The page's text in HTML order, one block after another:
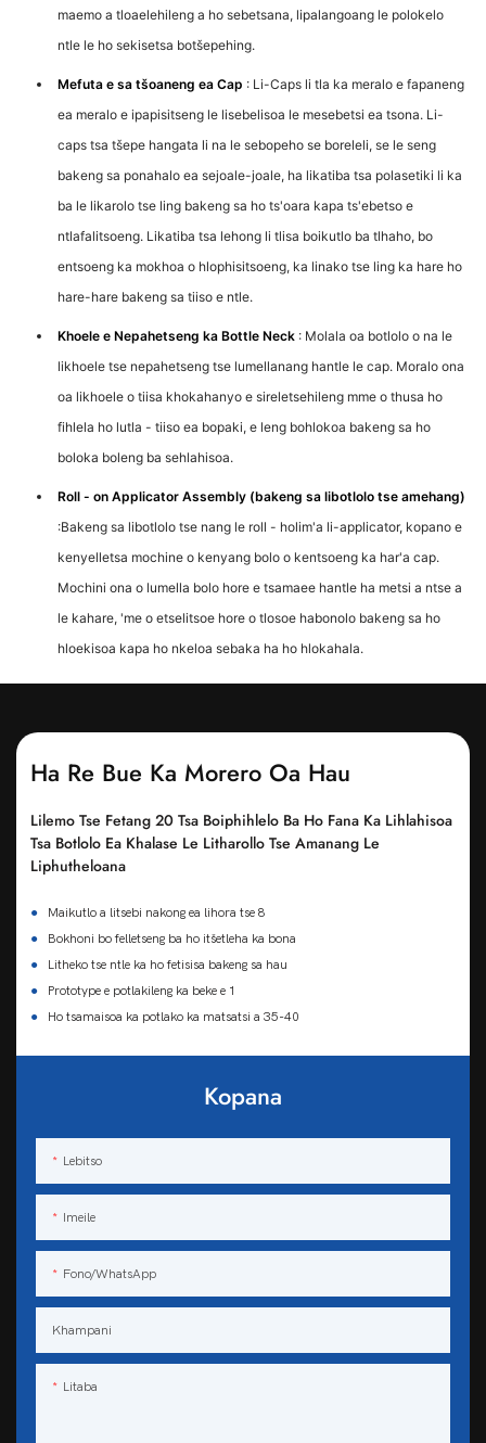
maemo a tloaelehileng a ho sebetsana, lipalangoang le polokelo
ntle le ho sekisetsa botšepehing.
Mefuta e sa tšoaneng ea Cap : Li-Caps li tla ka meralo e fapaneng
ea meralo e ipapisitseng le lisebelisoa le mesebetsi ea tsona. Li-
caps tsa tšepe hangata li na le sebopeho se boreleli, se le seng
bakeng sa ponahalo ea sejoale-joale, ha likatiba tsa polasetiki li ka
ba le likarolo tse ling bakeng sa ho ts'oara kapa ts'ebetso e
ntlafalitsoeng. Likatiba tsa lehong li tlisa boikutlo ba tlhaho, bo
entsoeng ka mokhoa o hlophisitsoeng, ka linako tse ling ka hare ho
hare-hare bakeng sa tiiso e ntle.
Khoele e Nepahetseng ka Bottle Neck : Molala oa botlolo o na le
likhoele tse nepahetseng tse lumellanang hantle le cap. Moralo ona
oa likhoele o tiisa khokahanyo e sireletsehileng mme o thusa ho
fihlela ho lutla - tiiso ea bopaki, e leng bohlokoa bakeng sa ho
boloka boleng ba sehlahisoa.
Roll - on Applicator Assembly (bakeng sa libotlolo tse amehang)
:Bakeng sa libotlolo tse nang le roll - holim'a li-applicator, kopano e
kenyelletsa mochine o kenyang bolo o kentsoeng ka har'a cap.
Mochini ona o lumella bolo hore e tsamaee hantle ha metsi a ntse a
le kahare, 'me o etselitsoe hore o tlosoe habonolo bakeng sa ho
hloekisoa kapa ho nkeloa sebaka ha ho hlokahala.
Ha Re Bue Ka Morero Oa Hau
Lilemo Tse Fetang 20 Tsa Boiphihlelo Ba Ho Fana Ka Lihlahisoa
Tsa Botlolo Ea Khalase Le Litharollo Tse Amanang Le
Liphutheloana
●
Maikutlo a litsebi nakong ea lihora tse 8
●
Bokhoni bo felletseng ba ho itšetleha ka bona
●
Litheko tse ntle ka ho fetisisa bakeng sa hau
●
Prototype e potlakileng ka beke e 1
●
Ho tsamaisoa ka potlako ka matsatsi a 35-40
Kopana
Lebitso
Imeile
Fono/WhatsApp
Khampani
Litaba